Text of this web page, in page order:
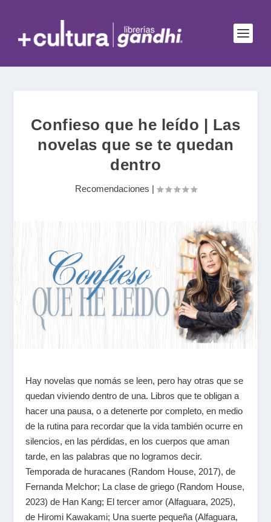
Confieso que he leído | Las
novelas que se te quedan
dentro
Recomendaciones |
Hay novelas que nomás se leen, pero hay otras que se
quedan viviendo dentro de una. Libros que te obligan a
hacer una pausa, o a detenerte por completo, en medio
de la rutina para recordar que la vida también ocurre en
silencios, en las pérdidas, en los cuerpos que aman
tarde, en las palabras que no logramos decir.
Temporada de huracanes (Random House, 2017), de
Fernanda Melchor; La clase de griego (Random House,
2023) de Han Kang; El tercer amor (Alfaguara, 2025),
de Hiromi Kawakami; Una suerte pequeña (Alfaguara,